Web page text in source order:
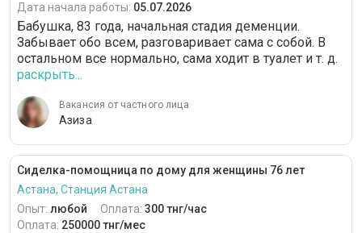
Дата начала работы: 05.07.2026
Бабушка, 83 года, начальная стадия деменции.
Забывает обо всем, разговаривает сама с собой. В
остальном все нормально, сама ходит в туалет и т. д.
раскрыть...
Вакансия от частного лица
Азиза
Сиделка-помощница по дому для женщины 76 лет
Астана, Станция Астана
Опыт: любой Оплата: 300 тнг/час
Оплата: 250000 тнг/мес